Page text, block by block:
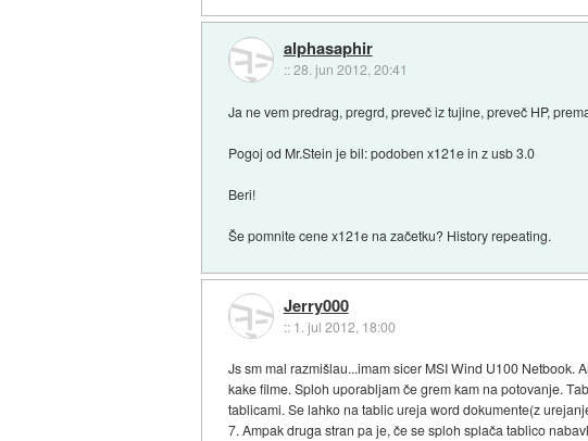
alphasaphir
::28. jun 2012, 20:41
Ja ne vem predrag, pregrd, preveč iz tujine, preveč HP,
Pogoj od Mr.Stein je bil: podoben x121e in z usb 3.0
Beri!
Še pomnite cene x121e na začetku? History repeating.
Jerry000
:: 1. jul 2012, 18:00
Js sm mal razmišlau...imam sicer MSI Wind U100
kake filme. Sploh uporabljam če grem kam na potovanje.
tablicami. Se lahko na tablic ureja word dokumente(z
7. Ampak druga stran pa je, če se sploh splača tablico